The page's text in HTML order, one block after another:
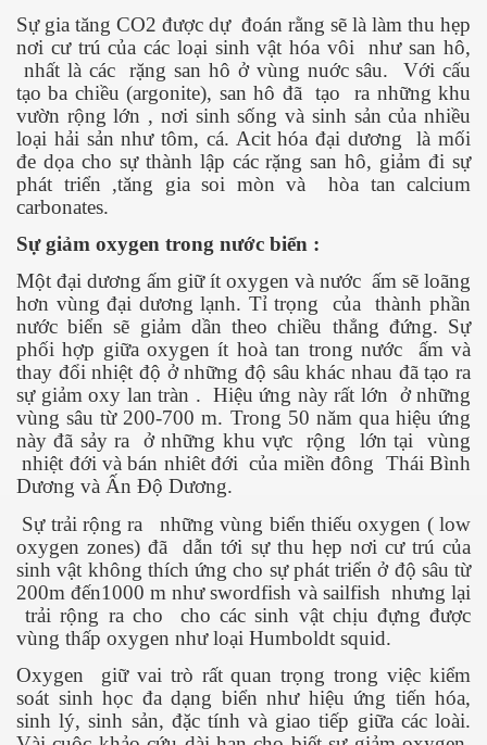
Sự gia tăng CO2 được dự đoán rằng sẽ là làm thu hẹp
nơi cư trú của các loại sinh vật hóa vôi
như san hô,
nhất là các
rặng san hô ở vùng nuớc sâu.
Với cấu
tạo ba chiều (argonite), san hô đã tạo
ra những khu
vườn rộng lớn , nơi sinh sống và sinh sản của nhiều
loại hải sản như tôm, cá. Acit hóa đại dương
là mối
đe dọa cho sự thành lập các rặng san hô, giảm đi sự
phát triển ,tăng gia soi mòn và
hòa tan calcium
carbonates.
Sự giảm oxygen trong nước biển :
Một đại dương ấm giữ ít oxygen và nước ấm sẽ loãng
hơn vùng đại dương lạnh. Tỉ trọng
của
thành phần
nước biển sẽ giảm dần theo chiều thẳng đứng. Sự
phối hợp giữa oxygen ít hoà tan trong nước
ấm và
thay đổi nhiệt độ ở những độ sâu khác nhau đã tạo ra
sự giảm oxy lan tràn . Hiệu ứng này rất lớn ở những
vùng sâu từ 200-700 m. Trong 50 năm qua hiệu ứng
này đã sảy ra
ở những khu vực rộng lớn tại
vùng
nhiệt đới và bán nhiêt đới của miền đông Thái Bình
Dương và Ấn Độ Dương.
Sự trải rộng ra
những vùng biển thiếu oxygen ( low
oxygen zones) đã
dẫn tới sự thu hẹp nơi cư trú của
sinh vật không thích ứng cho sự phát triển ở độ sâu từ
200m đến1000 m như swordfish và sailfish nhưng lại
trải rộng ra cho
cho các sinh vật chịu đựng được
vùng thấp oxygen như loại Humboldt squid.
Oxygen
giữ vai trò rất quan trọng trong việc kiểm
soát sinh học đa dạng biển như hiệu ứng tiến hóa,
sinh lý, sinh sản, đặc tính và giao tiếp giữa các loài.
và ĐBCL